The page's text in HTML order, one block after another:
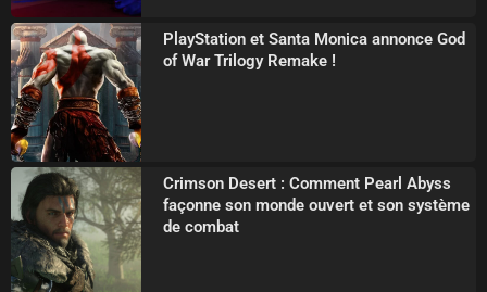
PlayStation et Santa Monica annonce God
of War Trilogy Remake !
Crimson Desert : Comment Pearl Abyss
façonne son monde ouvert et son système
de combat